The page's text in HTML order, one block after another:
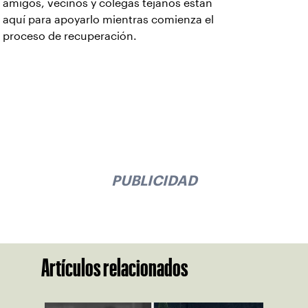
amigos, vecinos y colegas tejanos están
aquí para apoyarlo mientras comienza el
proceso de recuperación.
PUBLICIDAD
Artículos relacionados